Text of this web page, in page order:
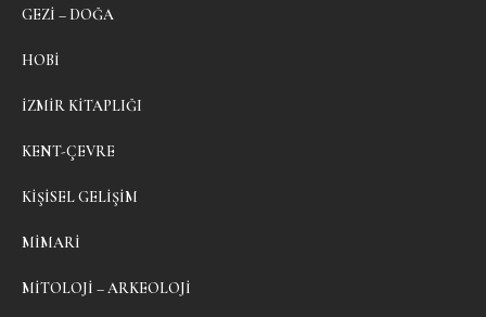
GEZI – DOĞA
HOBI
İZMIR KITAPLIĞI
KENT-ÇEVRE
KIŞISEL GELIŞIM
MIMARI
MITOLOJI – ARKEOLOJI